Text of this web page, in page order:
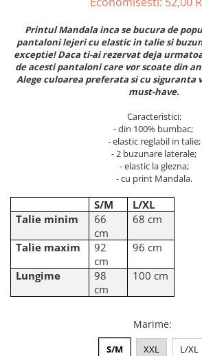
Căciuli
Eșarfe
Bentițe
Printul Mandala inca se bucura de
pantaloni lejeri cu elastic in talie si
exceptie! Daca ti-ai rezervat deja
de acesti pantaloni care vor scoate din
Alege culoarea preferata si cu siguranta
must-have.
Caracteristici:
- din 100% bumbac;
- elastic reglabil in talie;
- 2 buzunare laterale;
- elastic la glezna;
- cu print Mandala.
S/M
L/XL
Talie minim
66
cm
68 cm
Talie maxim
92
cm
96 cm
Lungime
98
cm
100 cm
Marime:
S/M XXL L/XL